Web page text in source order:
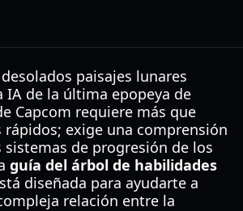
paisajes lunares
IA de la última epopeya de
Capcom requiere más que
exige una comprensión
de progresión de los
guía del árbol de habilidades
diseñada para ayudarte a
relación entre la